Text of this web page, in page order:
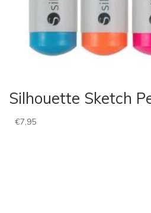
Silhouette Sketch
€7,95